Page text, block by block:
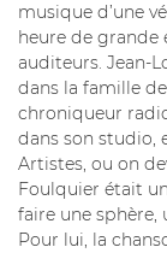
musique d’une
heure de grande
auditeurs. Jean-
dans la famille
chroniqueur
dans son studio,
Artistes, ou on
Foulquier était
faire une
Pour lui, la